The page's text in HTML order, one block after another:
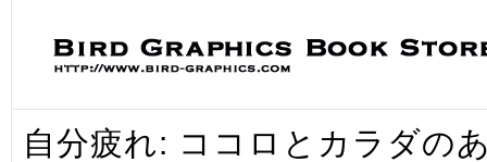
自分疲れ: ココロとカラダの